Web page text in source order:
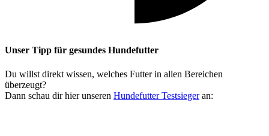
Unser Tipp für gesundes Hundefutter
Du willst direkt wissen, welches Futter in allen Bereichen
überzeugt?
Dann schau dir hier unseren Hundefutter Testsiegeran: